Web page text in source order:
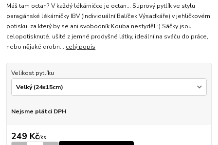
Máš tam octan? V každý lékárničce je octan... Suprový pytlík ve stylu
paragánské lékárničky IBV (Individuální Balíček Výsadkáře) v jehličkovém
potisku, za který by se ani svobodník Kouba nestyděl :) Sáčky jsou
celopotisknuté, ušité z jemné prodyšné látky, ideální na sváču do práce,
nebo nějaké drobn... celý popis
Velikost pytlíku
Nejsme plátci DPH
249 Kč/ks